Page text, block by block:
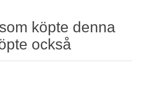
köpte denna
också